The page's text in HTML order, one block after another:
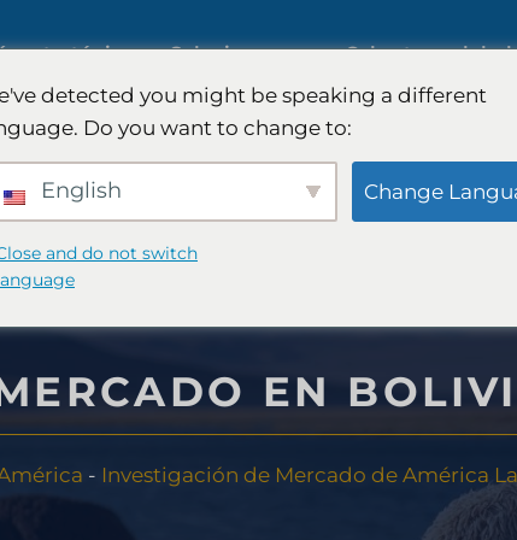
estratégica Soluciones
de IA
de
Estudios de mercado
internacionales
Cobertura global
EN
- Investigación de Mercado de América
detected you might be speaking a different
Do you want to change to:
English Change
and do not switch